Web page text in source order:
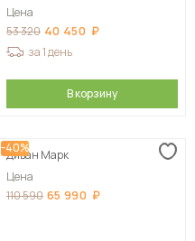
Цена
53 320 40 450
за 1 день
В корзину
-40%
Диван Марк
Цена
110 590 65 990